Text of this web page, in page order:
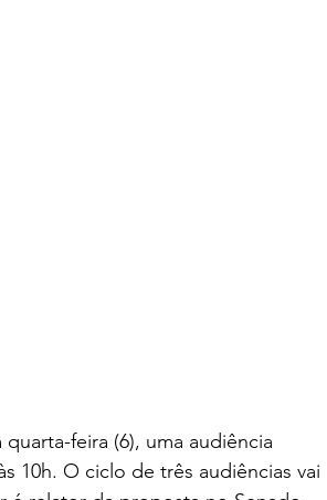
feira (6), uma audiência
10h. O ciclo de três audiências vai